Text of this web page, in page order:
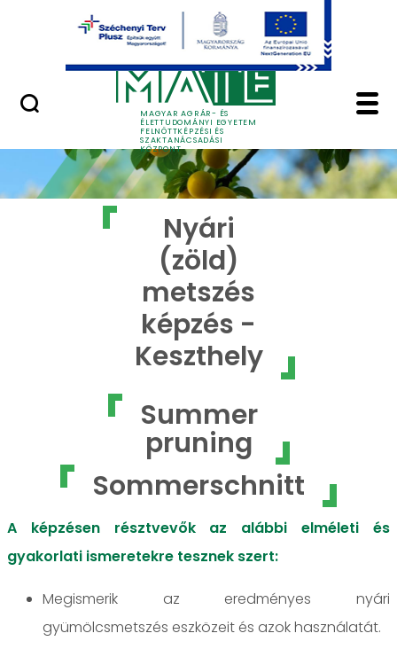
Ugrás a fő tartalomhoz
MAGYAR AGRÁR- ÉS
ÉLETTUDOMÁNYI EGYETEM
FELNŐTTKÉPZÉSI ÉS
SZAKTANÁCSADÁSI
KÖZPONT
Nyári (zöld) metszés
Nyári
(zöld)
metszés
képzés -
Keszthely
Summer
pruning
Sommerschnitt
A képzésen résztvevők az alábbi elméleti és
gyakorlati ismeretekre tesznek szert:
Megismerik az eredményes nyári
gyümölcsmetszés eszközeit és azok használatát.